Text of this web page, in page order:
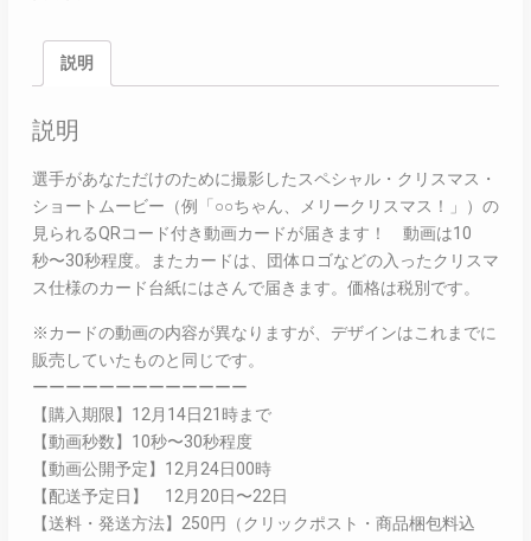
説明
説明
選手があなただけのために撮影したスペシャル・クリスマス・
ショートムービー（例「○○ちゃん、メリークリスマス！」）の
見られるQRコード付き動画カードが届きます！ 動画は10
秒〜30秒程度。またカードは、団体ロゴなどの入ったクリスマ
ス仕様のカード台紙にはさんで届きます。価格は税別です。
※カードの動画の内容が異なりますが、デザインはこれまでに
販売していたものと同じです。
ーーーーーーーーーーーーー
【購入期限】12月14日21時まで
【動画秒数】10秒〜30秒程度
【動画公開予定】12月24日00時
【配送予定日】 12月20日〜22日
【送料・発送方法】250円（クリックポスト・商品梱包料込